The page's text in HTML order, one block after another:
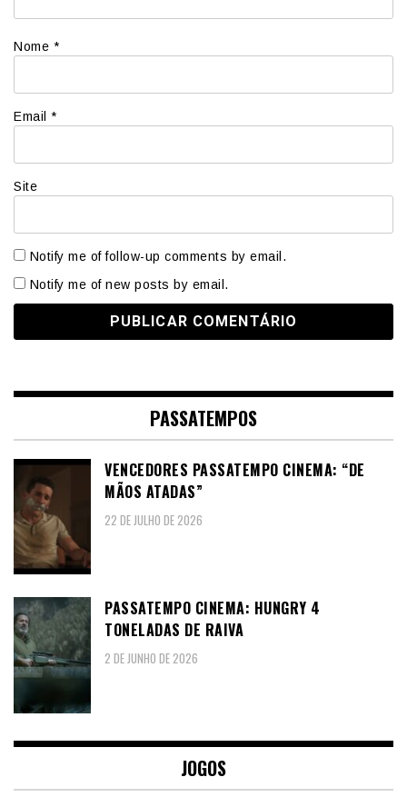
Nome *
Email *
Site
Notify me of follow-up comments by email.
Notify me of new posts by email.
PASSATEMPOS
VENCEDORES PASSATEMPO CINEMA: “DE
MÃOS ATADAS”
22 DE JULHO DE 2026
PASSATEMPO CINEMA: HUNGRY 4
TONELADAS DE RAIVA
2 DE JUNHO DE 2026
JOGOS